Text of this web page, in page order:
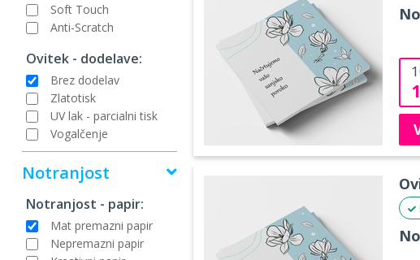
Soft Touch
Anti-Scratch
Ovitek - dodelave:
Brez dodelav
Zlatotisk
UV lak - parcialni tisk
Vogalčenje
Notranjost
Notranjost - papir:
Mat premazni papir
Nepremazni papir